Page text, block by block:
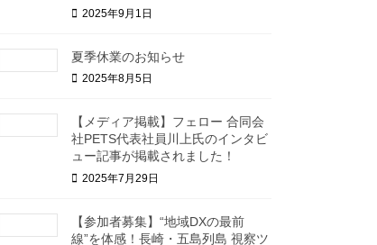
2025年9月1日
夏季休業のお知らせ
2025年8月5日
【メディア掲載】フェロー 合同会
社PETS代表社員川上氏のインタビ
ュー記事が掲載されました！
2025年7月29日
【参加者募集】“地域DXの最前
線”を体感！長崎・五島列島 視察ツ